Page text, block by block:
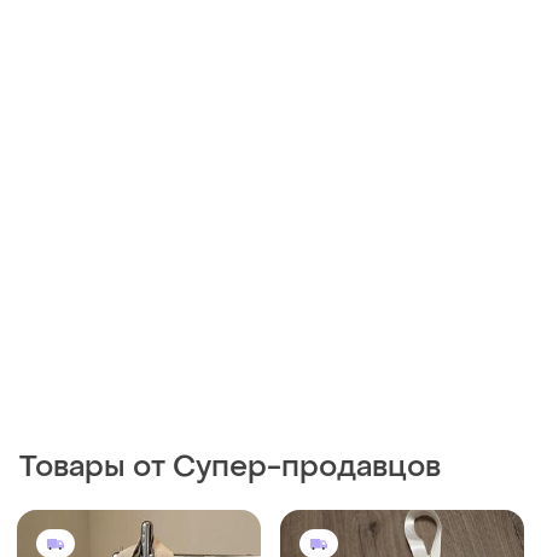
Товары от Супер-продавцов